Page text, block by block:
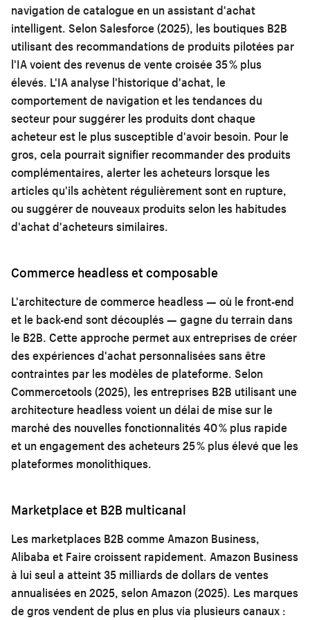
navigation de catalogue en un assistant d'achat
intelligent. Selon Salesforce (2025), les boutiques B2B
utilisant des recommandations de produits pilotées par
l'IA voient des revenus de vente croisée 35 % plus
élevés. L'IA analyse l'historique d'achat, le
comportement de navigation et les tendances du
secteur pour suggérer les produits dont chaque
acheteur est le plus susceptible d'avoir besoin. Pour le
gros, cela pourrait signifier recommander des produits
complémentaires, alerter les acheteurs lorsque les
articles qu'ils achètent régulièrement sont en rupture,
ou suggérer de nouveaux produits selon les habitudes
d'achat d'acheteurs similaires.
Commerce headless et composable
L'architecture de commerce headless — où le front-end
et le back-end sont découplés — gagne du terrain dans
le B2B. Cette approche permet aux entreprises de créer
des expériences d'achat personnalisées sans être
contraintes par les modèles de plateforme. Selon
Commercetools (2025), les entreprises B2B utilisant une
architecture headless voient un délai de mise sur le
marché des nouvelles fonctionnalités 40 % plus rapide
et un engagement des acheteurs 25 % plus élevé que les
plateformes monolithiques.
Marketplace et B2B multicanal
Les marketplaces B2B comme Amazon Business,
Alibaba et Faire croissent rapidement. Amazon Business
à lui seul a atteint 35 milliards de dollars de ventes
annualisées en 2025, selon Amazon (2025). Les marques
de gros vendent de plus en plus via plusieurs canaux :